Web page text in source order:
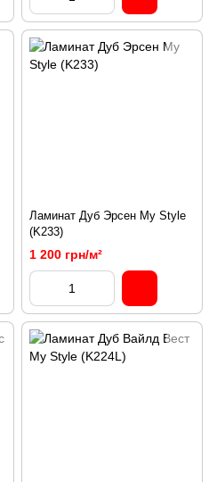
Ламинат Дуб Эрсен My Style
(K233)
1 200 грн/м²